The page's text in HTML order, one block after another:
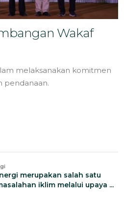
Wakaf
melaksanakan komitmen
pendanaan.
merupakan salah satu
iklim melalui upaya ...